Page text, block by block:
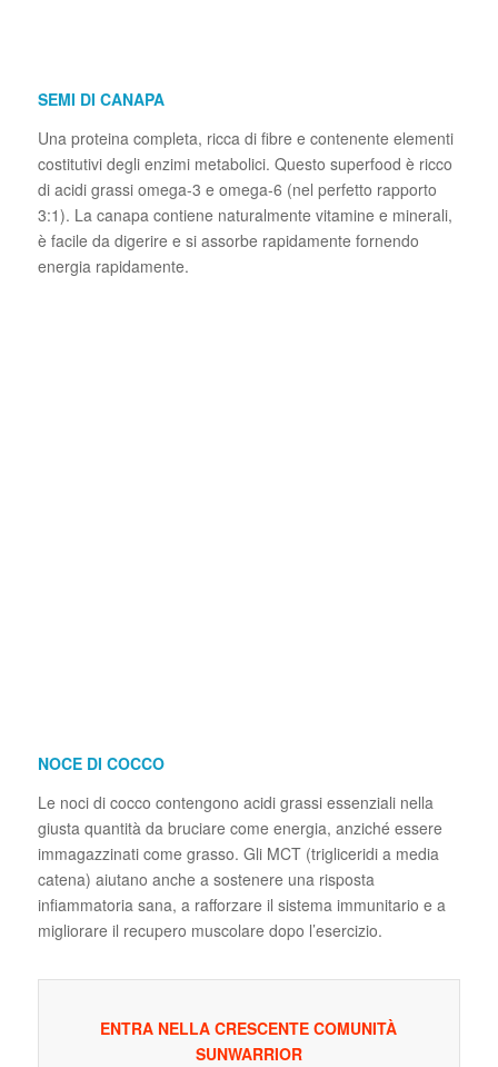
SEMI DI CANAPA
Una proteina completa, ricca di fibre e contenente elementi
costitutivi degli enzimi metabolici. Questo superfood è ricco
di acidi grassi omega-3 e omega-6 (nel perfetto rapporto
3:1). La canapa contiene naturalmente vitamine e minerali,
è facile da digerire e si assorbe rapidamente fornendo
energia rapidamente.
NOCE DI COCCO
Le noci di cocco contengono acidi grassi essenziali nella
giusta quantità da bruciare come energia, anziché essere
immagazzinati come grasso. Gli MCT (trigliceridi a media
catena) aiutano anche a sostenere una risposta
infiammatoria sana, a rafforzare il sistema immunitario e a
migliorare il recupero muscolare dopo l’esercizio.
ENTRA NELLA CRESCENTE COMUNITÀ
SUNWARRIOR